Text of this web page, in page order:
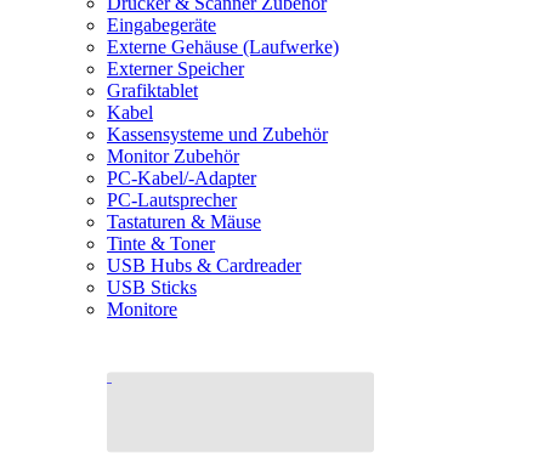
Eingabegeräte
Externe Gehäuse (Laufwerke)
Externer Speicher
Grafiktablet
Kabel
Kassensysteme und Zubehör
Monitor Zubehör
PC-Kabel/-Adapter
PC-Lautsprecher
Tastaturen & Mäuse
Tinte & Toner
USB Hubs & Cardreader
USB Sticks
Monitore